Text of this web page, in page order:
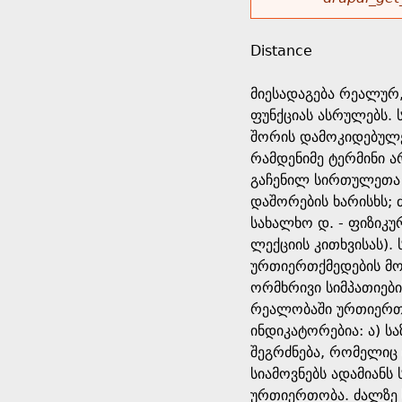
r
s
e
h
e
r
e
o
r
m
e
s
s
a
g
e
Distance
მიესადაგება
ფუნქციას ასრულებს.
შორის
რამდენიმე ტერმინი
გაჩენილ სირთულეთა
დაშორების
სახალხო დ. -
ლექციის
ურთიერთქმედების
ორმხრივი
რეალობაში
ინდიკატორებია: ა)
შეგრძნება, რომელიც
სიამოვნებს
ურთიერთობა. ძალზე